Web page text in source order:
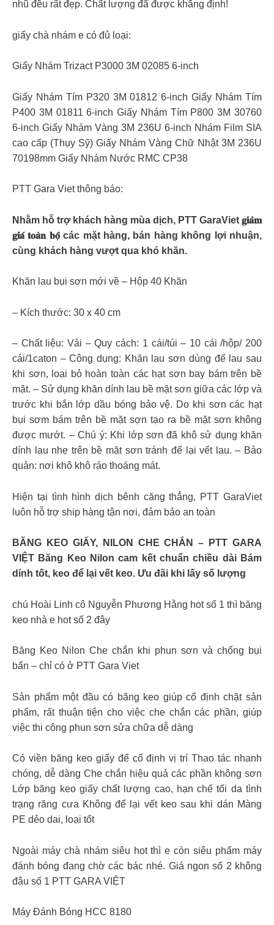
nhũ đều rất đẹp. Chất lượng đã được khẳng định!
giấy chà nhám e có đủ loại:
Giấy Nhám Trizact P3000 3M 02085 6-inch
Giấy Nhám Tím P320 3M 01812 6-inch Giấy Nhám Tím
P400 3M 01811 6-inch Giấy Nhám Tím P800 3M 30760
6-inch Giấy Nhám Vàng 3M 236U 6-inch Nhám Film SIA
cao cấp (Thụy Sỹ) Giấy Nhám Vàng Chữ Nhật 3M 236U
70198mm Giấy Nhám Nước RMC CP38
PTT Gara Viet thông báo:
Nhằm hỗ trợ khách hàng mùa dịch, PTT GaraViet 𝐠𝐢𝐚̉𝐦
𝐠𝐢𝐚́ 𝐭𝐨𝐚̀𝐧 𝐛𝐨̣̂ các mặt hàng, bán hàng không lợi nhuận,
cùng khách hàng vượt qua khó khăn.
Khăn lau bụi sơn mới về – Hộp 40 Khăn
– Kích thước: 30 x 40 cm
– Chất liệu: Vải – Quy cách: 1 cái/túi – 10 cái /hộp/ 200
cái/1caton – Công dụng: Khăn lau sơn dùng để lau sau
khi sơn, loại bỏ hoàn toàn các hạt sơn bay bám trên bề
mặt. – Sử dụng khăn dính lau bề mặt sơn giữa các lớp và
trước khi bắn lớp dầu bóng bảo vệ. Do khi sơn các hạt
bụi sơm bám trên bề mặt sợn tạo ra bề mặt sơn không
được mướt. – Chú ý: Khi lớp sơn đã khô sử dụng khăn
dính lau nhẹ trên bề mặt sơn tránh để lại vết lau. – Bảo
quản: nơi khô khô ráo thoáng mát.
Hiện tại tình hình dịch bênh căng thẳng, PTT GaraViet
luôn hỗ trợ ship hàng tận nơi, đảm bảo an toàn
BĂNG KEO GIẤY, NILON CHE CHẮN – PTT GARA
VIỆT Băng Keo Nilon cam kết chuẩn chiều dài Bám
dính tốt, keo để lại vết keo. Ưu đãi khi lấy số lượng
chú Hoài Linh cô Nguyễn Phương Hằng hot số 1 thì băng
keo nhà e hot số 2 đây
Băng Keo Nilon Che chắn khi phun sơn và chống bụi
bẩn – chỉ có ở PTT Gara Viet
Sản phẩm một đầu có băng keo giúp cố định chặt sản
phẩm, rất thuận tiện cho việc che chắn các phần, giúp
việc thi công phun sơn sửa chữa dễ dàng
Có viền băng keo giấy để cố định vị trí Thao tác nhanh
chóng, dễ dàng Che chắn hiệu quả các phần không sơn
Lớp băng keo giấy chất lượng cao, hạn chế tối da tình
trạng răng cưa Không để lại vết keo sau khi dán Màng
PE dẻo dai, loại tốt
Ngoài máy chà nhám siêu hot thì e còn siêu phẩm máy
đánh bóng đang chờ các bác nhé. Giá ngon số 2 không
đâu số 1 PTT GARA VIỆT
Máy Đánh Bóng HCC 8180